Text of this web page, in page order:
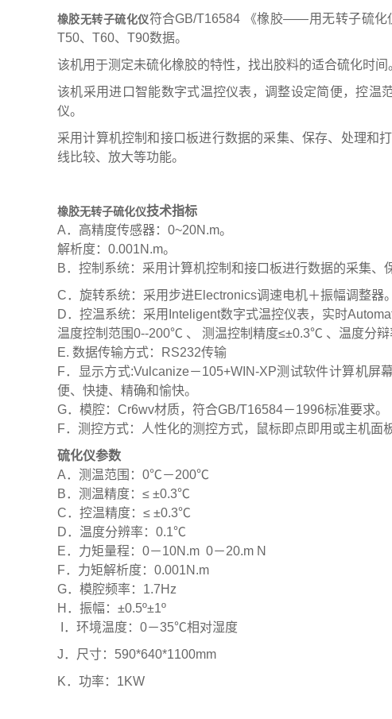
橡胶无转子硫化仪符合GB/T16584 《橡胶——用无转子硫化
T50、 T60、 T90数据。
该机用于测定未硫化橡胶的特性，找出胶料的适合硫化时间
该机采用进口智能数字式温控仪表，调整设定简便，控温
仪。
采用计算机控制和接口板进行数据的采集、保存、处理和
线比较、放大等功能。
橡胶无转子硫化仪技术指标
A ．高精度传感器： 0~20N.m。
解析度： 0.001N.m。
B ．控制系统：采用计算机控制和接口板进行数据的采集、
C ．旋转系统：采用步进Electronics调速电机＋振幅调整器。
D ．控温系统：采用 Inteligent数字式温控仪表，实时
温度控制范围0--200℃ 、 测温控制精度≤±0.3℃ 、温度分辩
E. 数据传输方式： RS232传输
F ．显示方式:Vulcanize－105+WIN-XP测试软件计算机屏
便、快捷、精确和愉快。
G．模腔： Cr6wv材质，符合GB/T16584－1996标准要求。
F ．测控方式：人性化的测控方式，鼠标即点即用或主机面
硫化仪参数
A ． 测温范围： 0℃－200℃
B ．测温精度： ≤ ±0.3℃
C ．控温精度： ≤ ±0.3℃
D ．温度分辨率： 0.1℃
E ．力矩量程： 0－10N.m 0－20.m N
F ．力矩解析度： 0.001N.m
G．模腔频率： 1.7Hz
H ．振幅： ±0.5º±1º
．环境温度： 0－35℃相对湿度
J ．尺寸： 590*640*1100mm
K ．功率： 1KW